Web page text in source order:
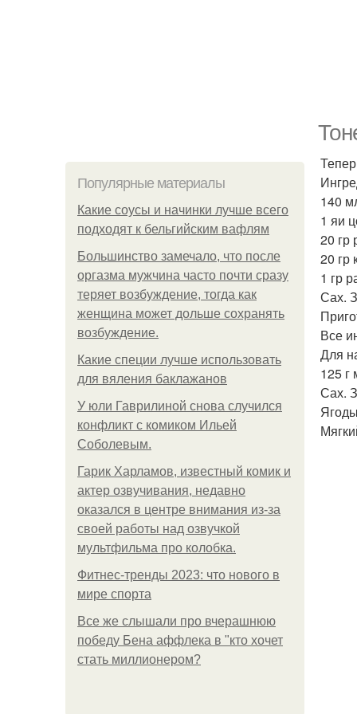
Популярные материалы
Какие соусы и начинки лучше всего
подходят к бельгийским вафлям
Большинство замечало, что после
оргазма мужчина часто почти сразу
теряет возбуждение, тогда как
женщина может дольше сохранять
возбуждение.
Какие специи лучше использовать
для вяления баклажанов
У юли Гаврилиной снова случился
конфликт с комиком Ильей
Соболевым.
Гарик Харламов, известный комик и
актер озвучивания, недавно
оказался в центре внимания из-за
своей работы над озвучкой
мультфильма про колобка.
Фитнес-тренды 2023: что нового в
мире спорта
Все же слышали про вчерашнюю
победу Бена аффлека в "кто хочет
стать миллионером?
140
1 яи
20 гр
20 гр
1 гр
Сах.
Все
Для
125 г
Сах.